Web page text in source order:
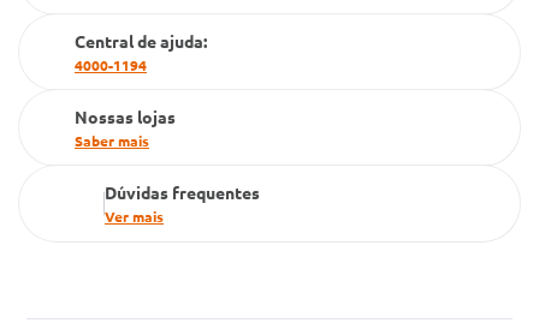
Televendas
Central de ajuda:
4000-1194
Nossas lojas
Saber mais
Dúvidas frequentes
Ver mais